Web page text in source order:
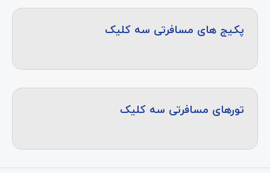
پکیج های مسافرتی سه کلیک
تورهای مسافرتی سه کلیک